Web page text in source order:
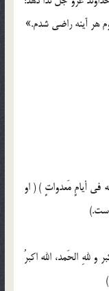
هر آینه راضی شدم.»
فی أیامٍ مَعدواتٍ ) ( او
و للهِ الحَمد، الله اکبرُ